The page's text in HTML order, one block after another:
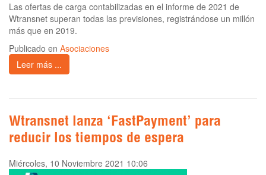
Las ofertas de carga contabilizadas en el informe de 2021 de
Wtransnet superan todas las previsiones, registrándose un millón
más que en 2019.
Publicado en Asociaciones
Leer más ...
Wtransnet lanza ‘FastPayment’ para
reducir los tiempos de espera
Miércoles, 10 Noviembre 2021 10:06